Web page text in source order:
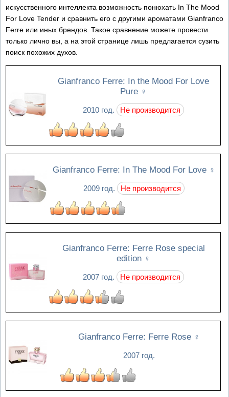
искусственного интеллекта возможность понюхать In The Mood
For Love Tender и сравнить его с другими ароматами Gianfranco
Ferre или иных брендов. Такое сравнение можете провести
только лично вы, а на этой странице лишь предлагается сузить
поиск похожих духов.
Gianfranco Ferre: In the Mood For Love
Pure ♀
2010 год. Не производится
Gianfranco Ferre: In The Mood For Love ♀
2009 год. Не производится
Gianfranco Ferre: Ferre Rose special
edition ♀
2007 год. Не производится
Gianfranco Ferre: Ferre Rose ♀
2007 год.